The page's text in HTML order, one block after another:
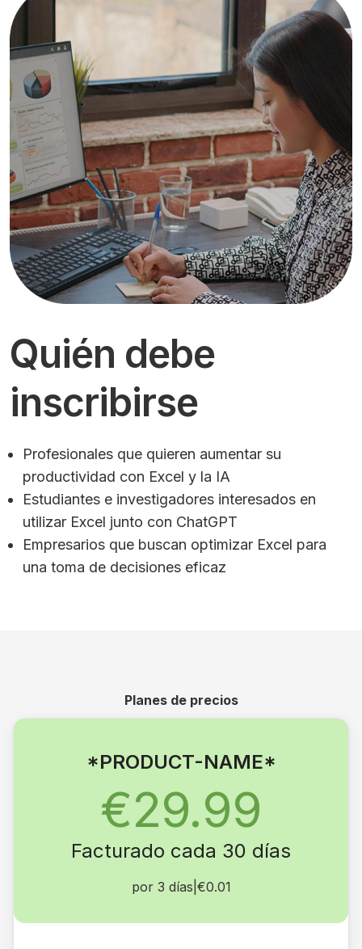
Quién debe
inscribirse
Profesionales que quieren aumentar su
productividad con Excel y la IA
Estudiantes e investigadores interesados en
utilizar Excel junto con ChatGPT
Empresarios que buscan optimizar Excel para
una toma de decisiones eficaz
Planes de precios
*PRODUCT-NAME*
€29.99
Facturado cada 30 días
por 3 días €0.01